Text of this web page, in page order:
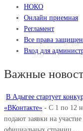
НОКО
Онлайн приемная
Регламент
Все права
Вход для
Важные
В Адыгее стартует
«ВКонтакте» - С 1 по 12
подают заявки на
официальных страниц…